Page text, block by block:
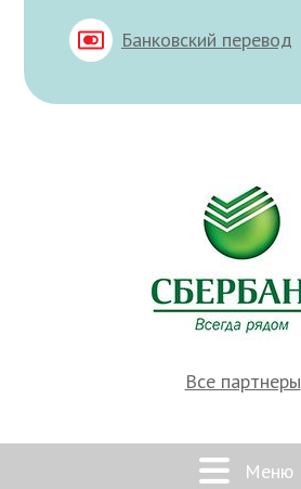
Банковский перевод
Все партнеры
Меню